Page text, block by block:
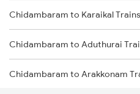
Chidambaram to Karaikal Trains
Chidambaram to Aduthurai
Chidambaram to Arakkonam